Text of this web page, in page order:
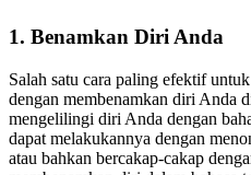
1. Benamkan Diri Anda
Salah satu cara paling efektif
dengan membenamkan diri Anda
mengelilingi diri Anda dengan
dapat melakukannya dengan
atau bahkan bercakap-cakap